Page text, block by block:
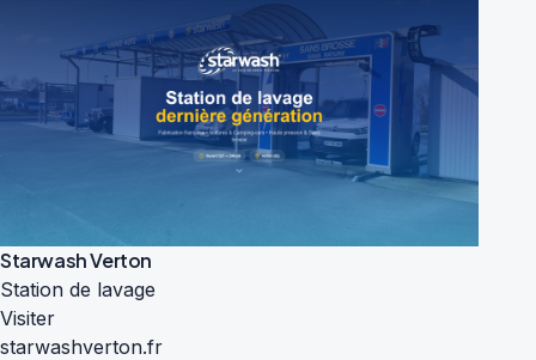
Starwash Verton
Station de lavage
Visiter
starwashverton.fr